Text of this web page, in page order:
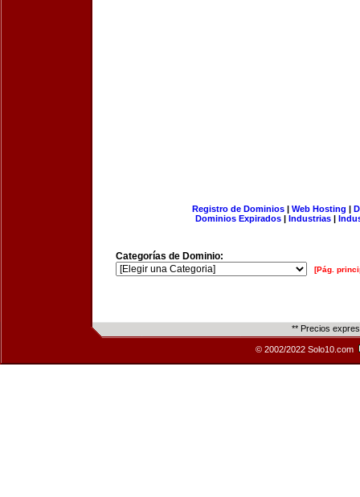
Registro de Dominios| Web Hosting |
Dominios Expirados | Industrias |
Categorías de Dominio:
[Pág.
** Precios
© 2002/2022 Solo10.com